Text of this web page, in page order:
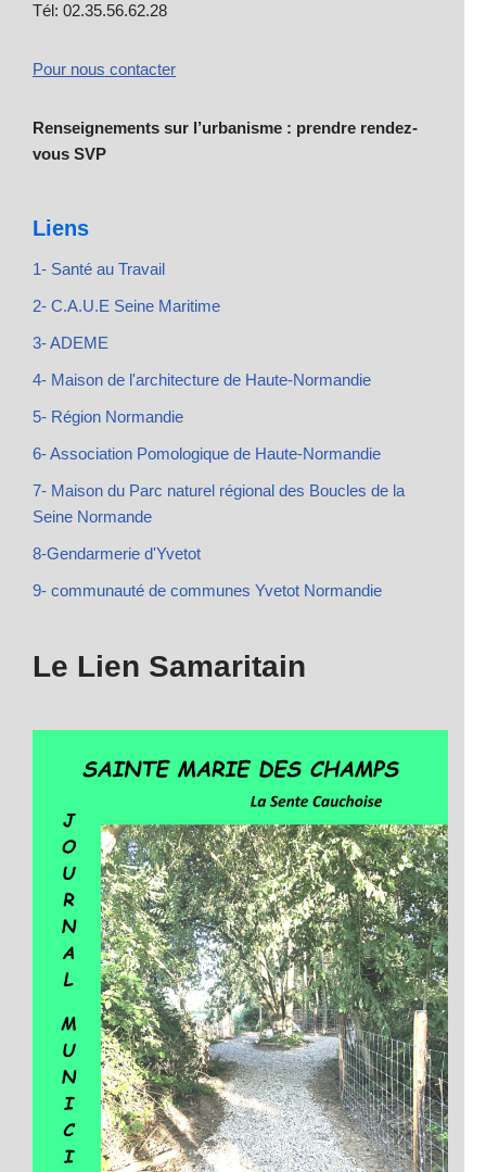
Tél: 02.35.56.62.28
Pour nous contacter
Renseignements sur l’urbanisme : prendre rendez-
vous SVP
Liens
1- Santé au Travail
2- C.A.U.E Seine Maritime
3- ADEME
4- Maison de l'architecture de Haute-Normandie
5- Région Normandie
6- Association Pomologique de Haute-Normandie
7- Maison du Parc naturel régional des Boucles de la
Seine Normande
8-Gendarmerie d'Yvetot
9- communauté de communes Yvetot Normandie
Le Lien Samaritain